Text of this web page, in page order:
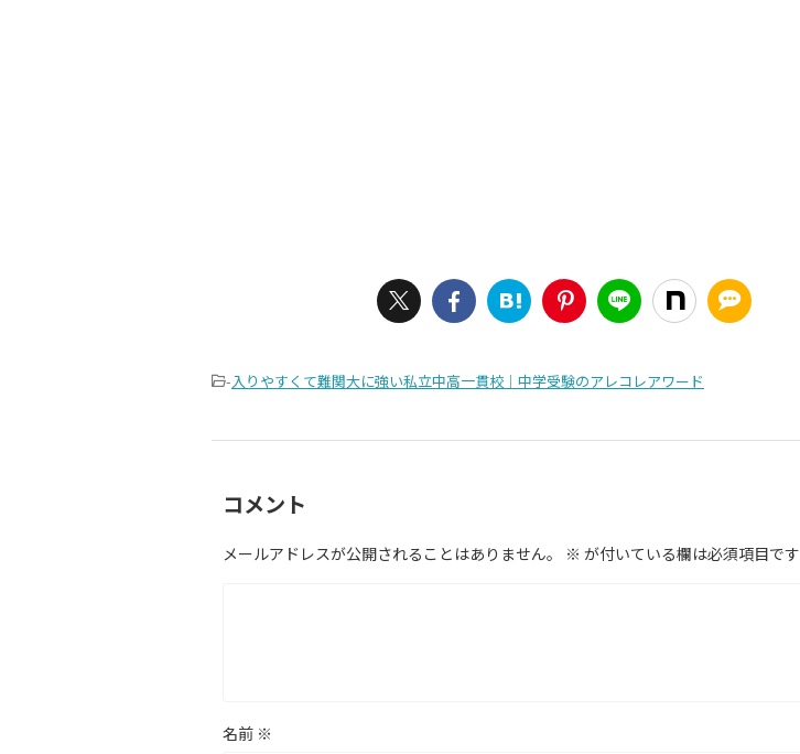
-入りやすくて難関大に強い私立中高一貫校｜中学受験のアレコレアワード
コメント
メールアドレスが公開されることはありません。 ※ が付いている欄は必須項目です
名前 ※